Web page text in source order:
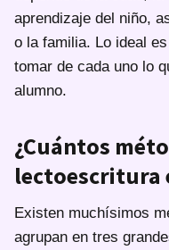
aprendizaje del niño,
o la familia. Lo ideal
tomar de cada uno lo
alumno.
¿Cuántos
lectoescritura
Existen muchísimos
agrupan en tres